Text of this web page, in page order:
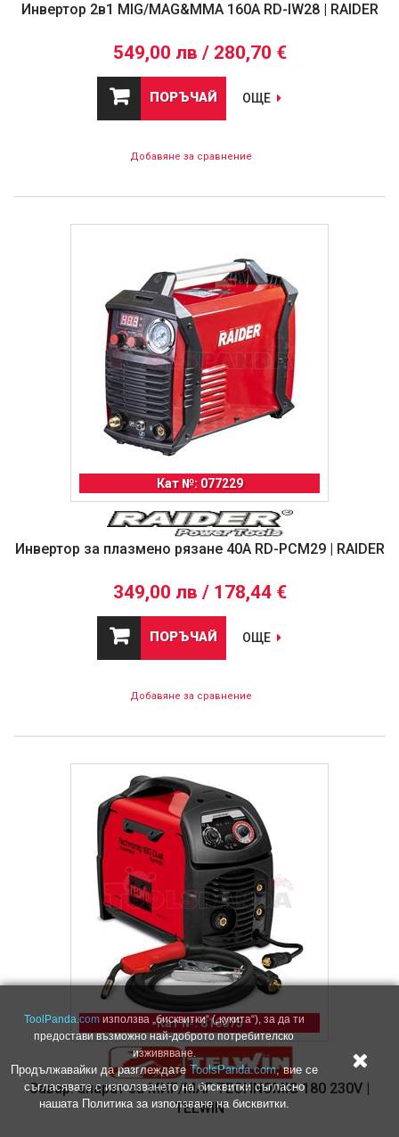
Инвертор 2в1 MIG/MAG&MMA 160A RD-IW28 | RAIDER
549,00 лв / 280,70 €
ПОРЪЧАЙ ОЩЕ
Добавяне за сравнение
Кат №: 077229
Инвертор за плазмено рязане 40A RD-PCM29 | RAIDER
349,00 лв / 178,44 €
ПОРЪЧАЙ ОЩЕ
Добавяне за сравнение
Кат №: 816075
Завар. апарат за МИГ/МАГ TECHNOMIG 180 230V |
TELWIN
ToolPanda.comизползва „бисквитки“ („кукита“), за да ти
предостави възможно най-доброто потребителско
изживяване.
Продължавайки да разглеждате ToolsPanda.com, вие се
съгласявате с използването на бисквитки съгласно
нашата Политика за използване на бисквитки.